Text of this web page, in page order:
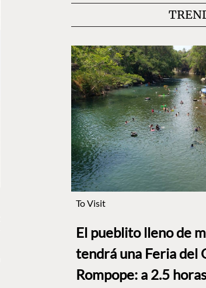
To Visit
El pueblito lleno de
tendrá una Feria del
Rompope: a 2.5